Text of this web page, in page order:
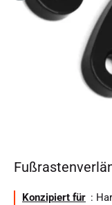
Konzipiert für :